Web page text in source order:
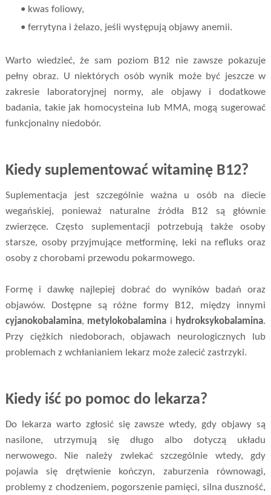
• kwas foliowy,
• ferrytyna i żelazo, jeśli występują objawy anemii.
Warto wiedzieć, że sam poziom B12 nie zawsze pokazuje
pełny obraz. U niektórych osób wynik może być jeszcze w
zakresie laboratoryjnej normy, ale objawy i dodatkowe
badania, takie jak homocysteina lub MMA, mogą sugerować
funkcjonalny niedobór.
Kiedy suplementować witaminę B12?
Suplementacja jest szczególnie ważna u osób na diecie
wegańskiej, ponieważ naturalne źródła B12 są głównie
zwierzęce. Często suplementacji potrzebują także osoby
starsze, osoby przyjmujące metforminę, leki na refluks oraz
osoby z chorobami przewodu pokarmowego.
Formę i dawkę najlepiej dobrać do wyników badań oraz
objawów. Dostępne są różne formy B12, między innymi
cyjanokobalamina, metylokobalamina i hydroksykobalamina.
Przy ciężkich niedoborach, objawach neurologicznych lub
problemach z wchłanianiem lekarz może zalecić zastrzyki.
Kiedy iść po pomoc do lekarza?
Do lekarza warto zgłosić się zawsze wtedy, gdy objawy są
nasilone, utrzymują się długo albo dotyczą układu
nerwowego. Nie należy zwlekać szczególnie wtedy, gdy
pojawia się drętwienie kończyn, zaburzenia równowagi,
problemy z chodzeniem, pogorszenie pamięci, silna duszność,